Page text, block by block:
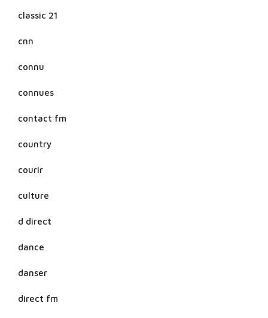
classic 21
cnn
connu
connues
contact fm
country
courir
culture
d direct
dance
danser
direct fm